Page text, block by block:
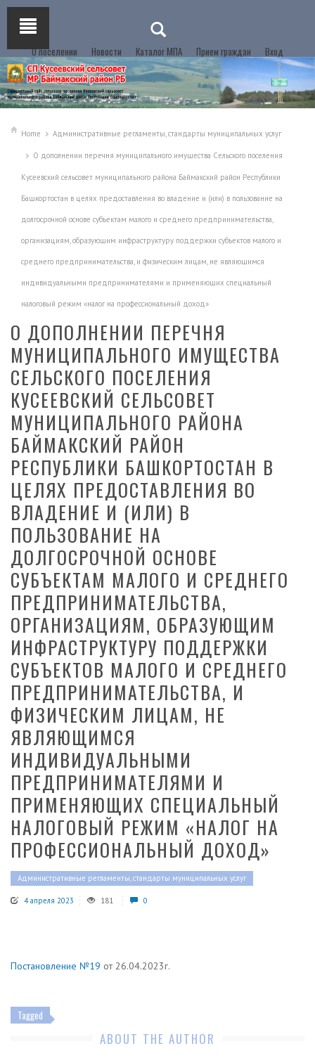
О поселении Новости Каталог МПА Прием граждан Вход
Home Административные регламенты, стандарты муниципальных услуг
О дополнении перечня муниципального имущества Сельского поселения
Кусеевский сельсовет муниципального района Баймакский район Республики
Башкортостан в целях предоставления во владение и (или) в пользование на
долгосрочной основе субъектам малого и среднего предпринимательства,
организациям, образующим инфраструктуру поддержки субъектов малого и
среднего предпринимательства, и физическим лицам, не являющимся
индивидуальными предпринимателями и применяющих специальный
налоговый режим «налог на профессиональный доход»
О ДОПОЛНЕНИИ ПЕРЕЧНЯ
МУНИЦИПАЛЬНОГО ИМУЩЕСТВА
СЕЛЬСКОГО ПОСЕЛЕНИЯ
КУСЕЕВСКИЙ СЕЛЬСОВЕТ
МУНИЦИПАЛЬНОГО РАЙОНА
БАЙМАКСКИЙ РАЙОН
РЕСПУБЛИКИ БАШКОРТОСТАН В
ЦЕЛЯХ ПРЕДОСТАВЛЕНИЯ ВО
ВЛАДЕНИЕ И (ИЛИ) В
ПОЛЬЗОВАНИЕ НА
ДОЛГОСРОЧНОЙ ОСНОВЕ
СУБЪЕКТАМ МАЛОГО И СРЕДНЕГО
ПРЕДПРИНИМАТЕЛЬСТВА,
ОРГАНИЗАЦИЯМ, ОБРАЗУЮЩИМ
ИНФРАСТРУКТУРУ ПОДДЕРЖКИ
СУБЪЕКТОВ МАЛОГО И СРЕДНЕГО
ПРЕДПРИНИМАТЕЛЬСТВА, И
ФИЗИЧЕСКИМ ЛИЦАМ, НЕ
ЯВЛЯЮЩИМСЯ
ИНДИВИДУАЛЬНЫМИ
ПРЕДПРИНИМАТЕЛЯМИ И
ПРИМЕНЯЮЩИХ СПЕЦИАЛЬНЫЙ
НАЛОГОВЫЙ РЕЖИМ «НАЛОГ НА
ПРОФЕССИОНАЛЬНЫЙ ДОХОД»
Административные регламенты, стандарты муниципальных услуг
4 апреля 2023 181 0
Постановление №19 от 26.04.2023г.
Tagged
ABOUT THE AUTHOR